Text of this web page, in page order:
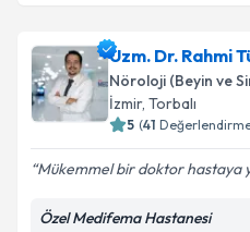
Uzm. Dr. Rahmi
Nöroloji (Beyin ve
İzmir, Torbalı
5 (41
Mükemmel bir doktor hastaya
Özel Medifema Hastanesi